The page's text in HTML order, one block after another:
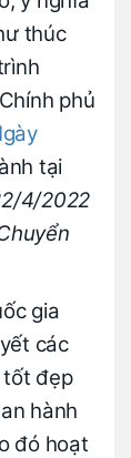
thúc
phủ
tại
4/2022
gia
các
tốt đẹp
hành
đó hoạt